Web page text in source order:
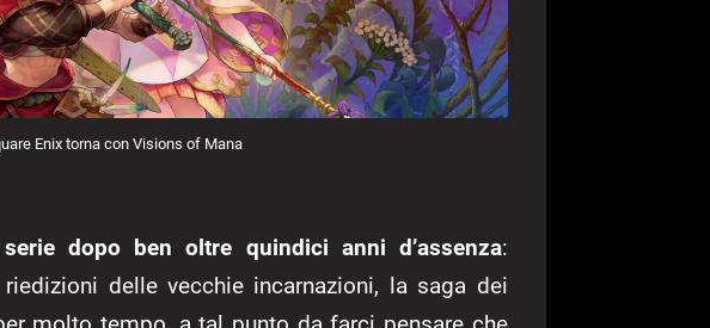
Enix torna con Visions of Mana
dopo ben oltre quindici anni d’assenza:
delle vecchie incarnazioni, la saga dei